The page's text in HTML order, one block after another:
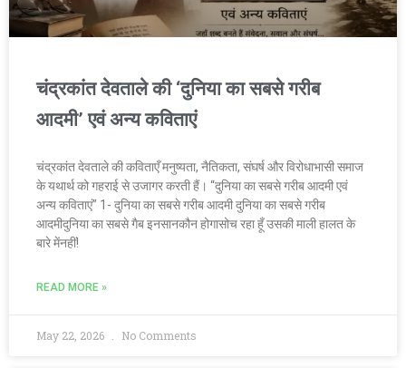
चंद्रकांत देवताले की ‘दुनिया का सबसे गरीब
आदमी’ एवं अन्य कविताएं
चंद्रकांत देवताले की कविताएँ मनुष्यता, नैतिकता, संघर्ष और विरोधाभासी समाज
के यथार्थ को गहराई से उजागर करती हैं। “दुनिया का सबसे गरीब आदमी एवं
अन्य कविताएं” 1- दुनिया का सबसे गरीब आदमी दुनिया का सबसे गरीब
आदमीदुनिया का सबसे गैब इनसानकौन होगासोच रहा हूँ उसकी माली हालत के
बारे मेंनहीं!
READ MORE »
May 22, 2026 No Comments